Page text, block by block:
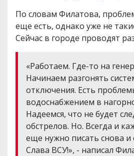
По словам Филатова,
еще есть, однако уже не
Сейчас в городе проводят
«Работаем. Где-то на
Начинаем разгонять
отключения. Есть
водоснабжением в
Надеемся, что не будет
обстрелов. Но. Всегда и
еще нужно писать снова и
Слава ВСУ!», - написал